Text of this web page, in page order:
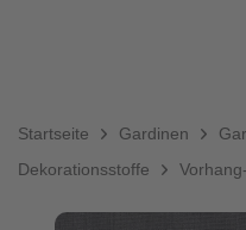
Startseite Gardinen
Dekorationsstoffe